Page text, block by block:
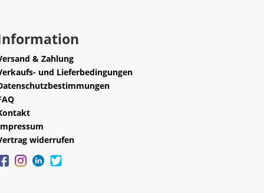
& Zahlung
und Lieferbedingungen
widerrufen